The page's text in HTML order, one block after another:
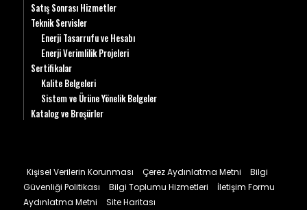
Satış Sonrası Hizmetler
Teknik Servisler
Enerji Tasarrufu ve Hesabı
Enerji Verimlilik Projeleri
Sertifikalar
Kalite Belgeleri
Sistem ve Ürüne Yönelik Belgeler
Katalog ve Broşürler
Kişisel Verilerin Korunması Çerez Aydınlatma Metni
Bilgi
Güvenliği Politikası
Bilgi Toplumu Hizmetleri
İletişim Formu
Aydınlatma Metni
Site Haritası